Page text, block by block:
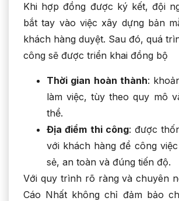
Khi hợp đồng được ký kết, đội
bắt tay vào việc xây dựng bản
khách hàng duyệt. Sau đó, quá
công sẽ được triển khai đồng bộ
Thời gian hoàn thành:
làm việc, tùy theo quy mô
thể.
Địa điểm thi công: được
với khách hàng để công
sẻ, an toàn và đúng tiến độ.
Với quy trình rõ ràng và chuyên
Cáo Nhất không chỉ đảm bảo